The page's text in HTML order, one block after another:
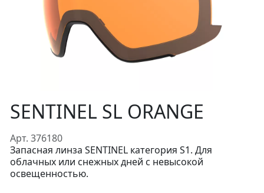
SENTINEL SL ORANGE
Арт. 376180
Запасная линза SENTINEL категория S1. Для
облачных или снежных дней с невысокой
освещенностью.